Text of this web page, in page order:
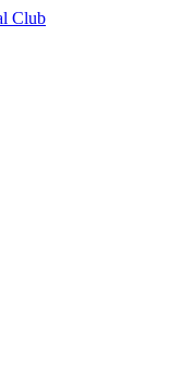
Club